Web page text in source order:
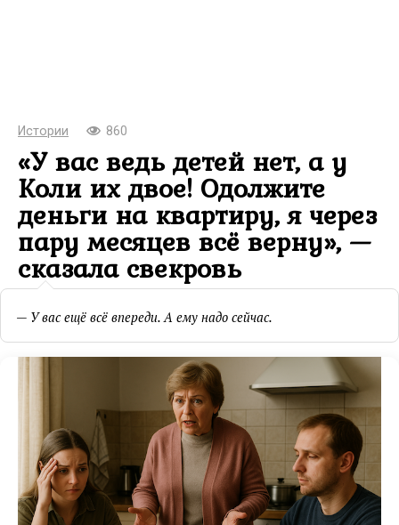
Истории 860
«У вас ведь детей нет, а у
Коли их двое! Одолжите
деньги на квартиру, я через
пару месяцев всё верну», —
сказала свекровь
— У вас ещё всё впереди. А ему надо сейчас.